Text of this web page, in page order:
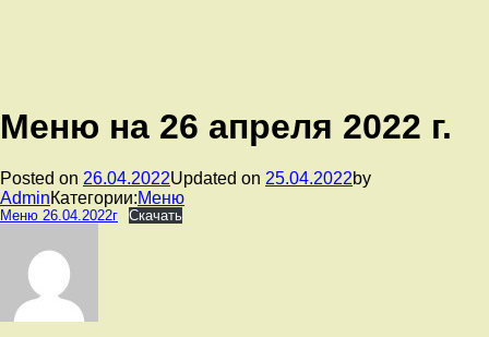
Меню на 26 апреля 2022 г.
Posted on 26.04.2022Updated on 25.04.2022by
AdminКатегории:Меню
Меню 26.04.2022г Скачать